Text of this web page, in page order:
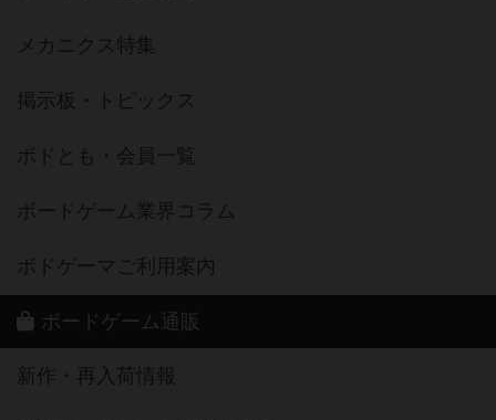
メカニクス特集
掲示板・トピックス
ボドとも・会員一覧
ボードゲーム業界コラム
ボドゲーマご利用案内
ボードゲーム通販
新作・再入荷情報